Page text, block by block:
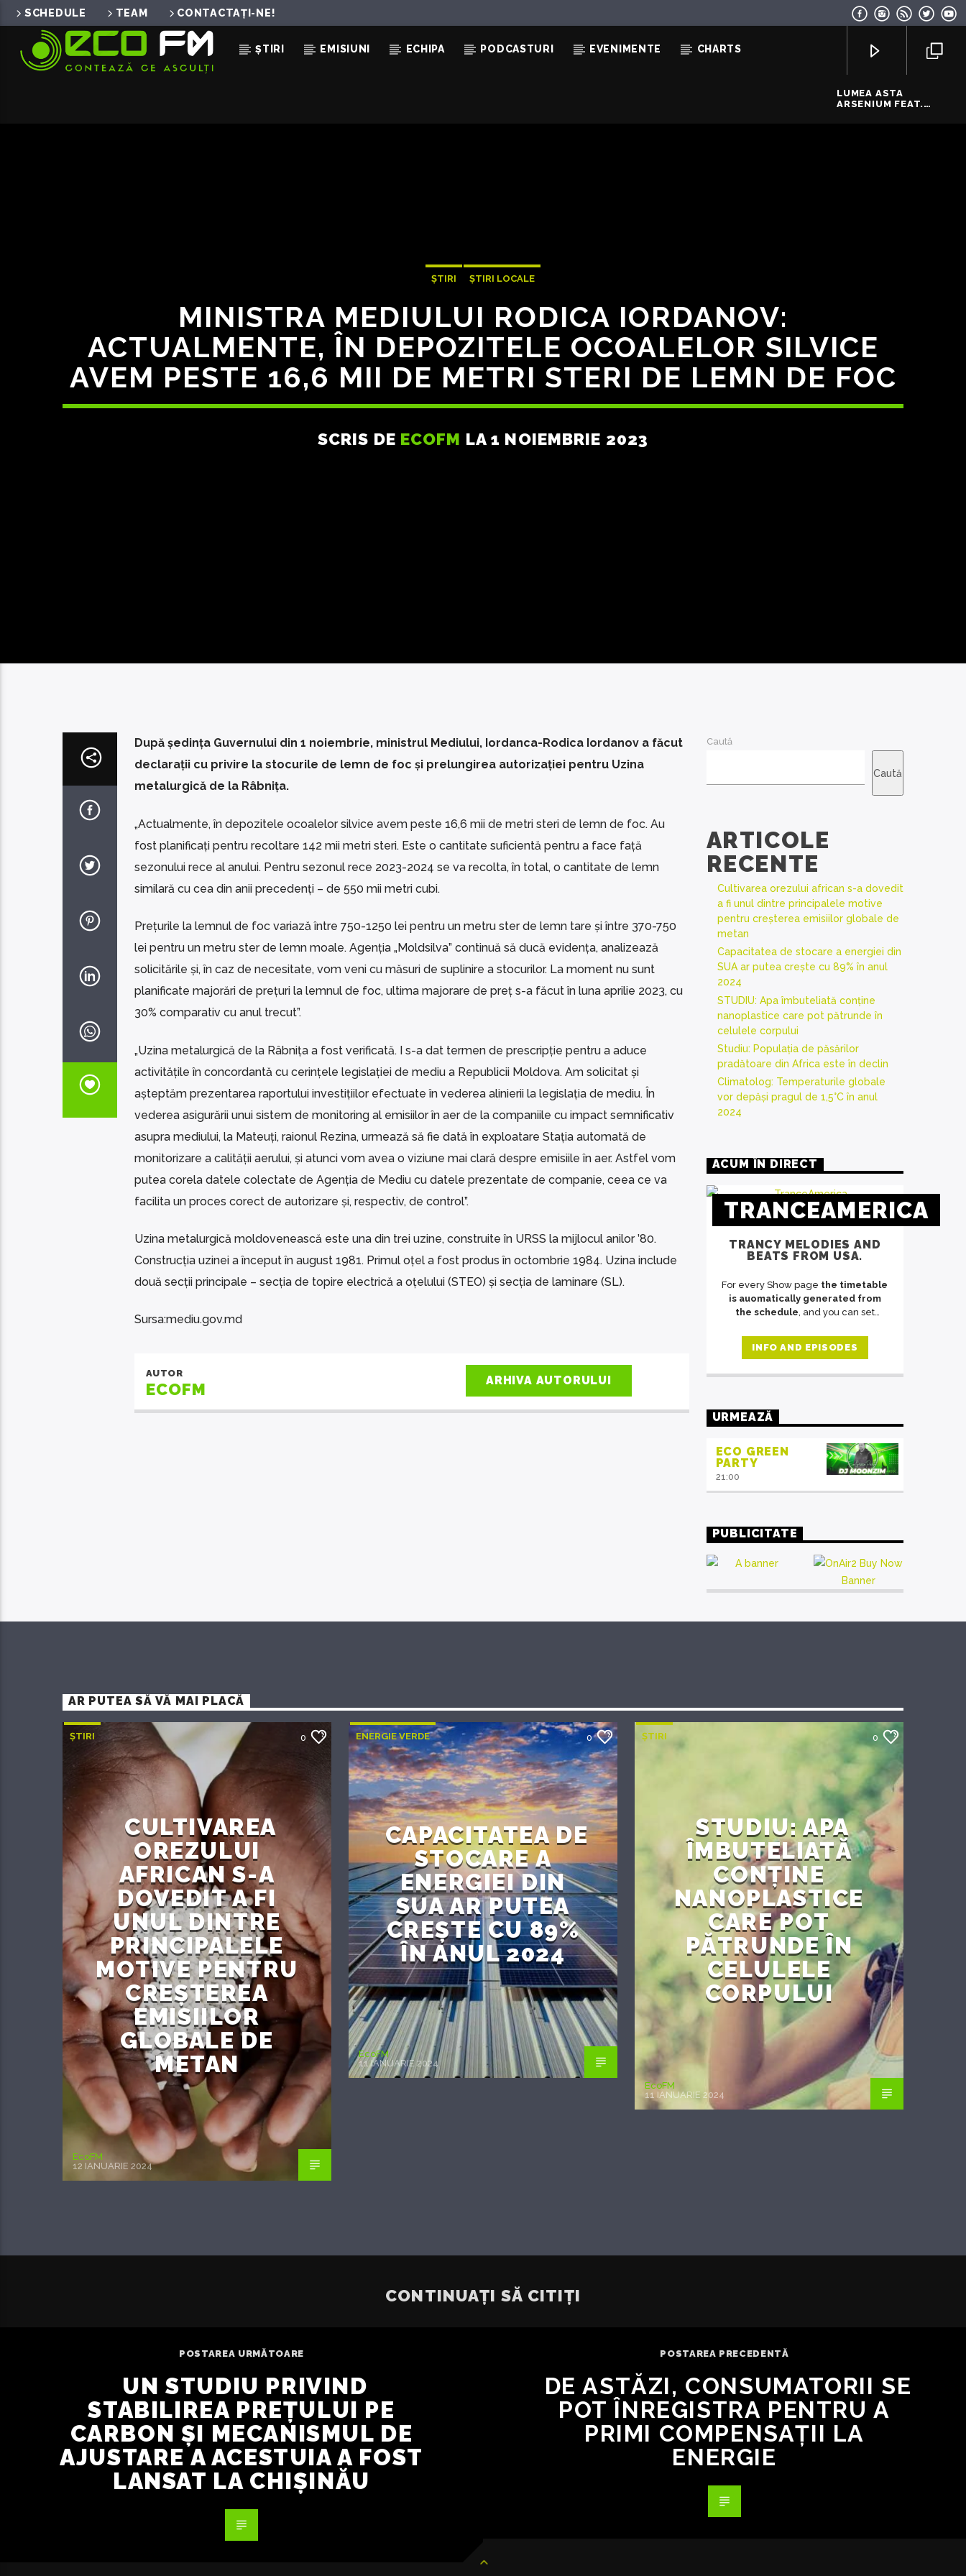
SCHEDULE TEAM CONTACTAȚI-NE!
ȘTIRI EMISIUNI ECHIPA PODCASTURI EVENIMENTE CHARTS
LUMEA ASTA
ARSENIUM FEAT.
ȘTIRI ȘTIRI LOCALE
MINISTRA MEDIULUI RODICA IORDANOV:
ACTUALMENTE, ÎN DEPOZITELE OCOALELOR SILVICE
AVEM PESTE 16,6 MII DE METRI STERI DE LEMN DE FOC
SCRIS DE ECOFM LA 1 NOIEMBRIE 2023
După ședința Guvernului din 1 noiembrie, ministrul Mediului, Iordanca-Rodica Iordanov a făcut
declarații cu privire la stocurile de lemn de foc și prelungirea autorizației pentru Uzina
metalurgică de la Râbnița.
„Actualmente, în depozitele ocoalelor silvice avem peste 16,6 mii de metri steri de lemn de foc. Au
fost planificați pentru recoltare 142 mii metri steri. Este o cantitate suficientă pentru a face față
sezonului rece al anului. Pentru sezonul rece 2023-2024 se va recolta, în total, o cantitate de lemn
similară cu cea din anii precedenți – de 550 mii metri cubi.
Prețurile la lemnul de foc variază între 750-1250 lei pentru un metru ster de lemn tare și între 370-750
lei pentru un metru ster de lemn moale. Agenția „Moldsilva” continuă să ducă evidența, analizează
solicitările și, în caz de necesitate, vom veni cu măsuri de suplinire a stocurilor. La moment nu sunt
planificate majorări de prețuri la lemnul de foc, ultima majorare de preț s-a făcut în luna aprilie 2023, cu
30% comparativ cu anul trecut”.
„Uzina metalurgică de la Râbnița a fost verificată. I s-a dat termen de prescripție pentru a aduce
activitățile în concordantă cu cerințele legislației de mediu a Republicii Moldova. Am solicitat și
așteptăm prezentarea raportului investițiilor efectuate în vederea alinierii la legislația de mediu. În
vederea asigurării unui sistem de monitoring al emisiilor în aer de la companiile cu impact semnificativ
asupra mediului, la Mateuți, raionul Rezina, urmează să fie dată în exploatare Stația automată de
monitorizare a calității aerului, și atunci vom avea o viziune mai clară despre emisiile în aer. Astfel vom
putea corela datele colectate de Agenția de Mediu cu datele prezentate de companie, ceea ce va
facilita un proces corect de autorizare și, respectiv, de control”.
Uzina metalurgică moldovenească este una din trei uzine, construite în URSS la mijlocul anilor ’80.
Construcția uzinei a început în august 1981. Primul oțel a fost produs în octombrie 1984. Uzina include
două secții principale – secția de topire electrică a oțelului (STEO) și secția de laminare (SL).
Sursa:mediu.gov.md
AUTOR
ECOFM ARHIVA AUTORULUI
Caută
Caută
ARTICOLE
RECENTE
Cultivarea orezului african s-a dovedit
a fi unul dintre principalele motive
pentru creșterea emisiilor globale de
metan
Capacitatea de stocare a energiei din
SUA ar putea crește cu 89% în anul
2024
STUDIU: Apa îmbuteliată conține
nanoplastice care pot pătrunde în
celulele corpului
Studiu: Populația de păsărilor
pradătoare din Africa este în declin
Climatolog: Temperaturile globale
vor depăși pragul de 1,5°C în anul
2024
ACUM ÎN DIRECT
TRANCEAMERICA
TRANCY MELODIES AND
BEATS FROM USA.
For every Show page the timetable
is auomatically generated from
the schedule, and you can set
Articles and Chartsby simply
choosing a category. Curabitur id
eget tellus nec, pellentesque varius
tincidunt justo. Aliquam semper
faucibus odio id varius. Suspendisse
INFO AND EPISODES
URMEAZĂ
ECO GREEN
PARTY
21:00
PUBLICITATE
AR PUTEA SĂ VĂ MAI PLACĂ
ȘTIRI 0
CULTIVAREA
OREZULUI
AFRICAN S-A
DOVEDIT A FI
UNUL DINTRE
PRINCIPALELE
MOTIVE PENTRU
CREȘTEREA
EMISIILOR
GLOBALE DE
METAN
EcoFM
12 IANUARIE 2024
ENERGIE VERDE 0
CAPACITATEA DE
STOCARE A
ENERGIEI DIN
SUA AR PUTEA
CREȘTE CU 89%
ÎN ANUL 2024
EcoFM
11 IANUARIE 2024
ȘTIRI 0
STUDIU: APA
ÎMBUTELIATĂ
CONȚINE
NANOPLASTICE
CARE POT
PĂTRUNDE ÎN
CELULELE
CORPULUI
EcoFM
11 IANUARIE 2024
CONTINUAȚI SĂ CITIȚI
POSTAREA URMĂTOARE
UN STUDIU PRIVIND
STABILIREA PREȚULUI PE
CARBON ȘI MECANISMUL DE
AJUSTARE A ACESTUIA A FOST
LANSAT LA CHIȘINĂU
POSTAREA PRECEDENTĂ
DE ASTĂZI, CONSUMATORII SE
POT ÎNREGISTRA PENTRU A
PRIMI COMPENSAȚII LA
ENERGIE